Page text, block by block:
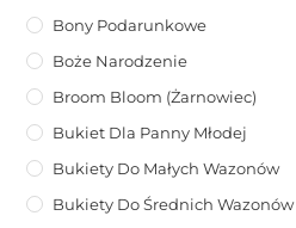
Bony Podarunkowe
Boże Narodzenie
Broom Bloom (żarnowiec)
Bukiet Dla Panny Młodej
Bukiety Do Małych Wazonów
Bukiety Do Średnich Wazonów